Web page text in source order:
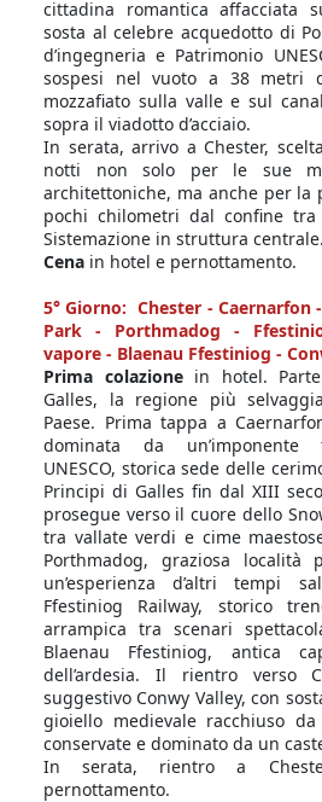
cittadina romantica affacciata
sosta al celebre acquedotto di
d’ingegneria e Patrimonio
sospesi nel vuoto a 38 metri
mozzafiato sulla valle e sul
sopra il viadotto d’acciaio.
In serata, arrivo a Chester,
notti non solo per le sue
architettoniche, ma anche per la
pochi chilometri dal confine
Sistemazione in struttura centrale.
Cena in hotel e pernottamento.
5° Giorno: Chester - Caernarfon
Park - Porthmadog -
vapore - Blaenau Ffestiniog -
Prima colazione in hotel.
Galles, la regione più
Paese. Prima tappa a
dominata da un’imponente
UNESCO, storica sede delle
Principi di Galles fin dal XIII
prosegue verso il cuore dello
tra vallate verdi e cime
Porthmadog, graziosa località
un’esperienza d’altri tempi
Ffestiniog Railway, storico
arrampica tra scenari
Blaenau Ffestiniog, antica
dell’ardesia. Il rientro verso
suggestivo Conwy Valley, con
gioiello medievale racchiuso
conservate e dominato da un
In serata, rientro a
pernottamento.